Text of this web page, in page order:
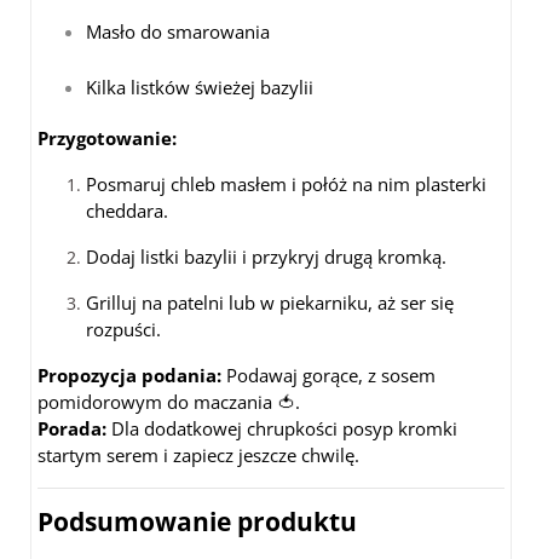
Masło do smarowania
Kilka listków świeżej bazylii
Przygotowanie:
Posmaruj chleb masłem i połóż na nim plasterki
cheddara.
Dodaj listki bazylii i przykryj drugą kromką.
Grilluj na patelni lub w piekarniku, aż ser się
rozpuści.
Propozycja podania: Podawaj gorące, z sosem
pomidorowym do maczania 🍅.
Porada: Dla dodatkowej chrupkości posyp kromki
startym serem i zapiecz jeszcze chwilę.
Podsumowanie produktu